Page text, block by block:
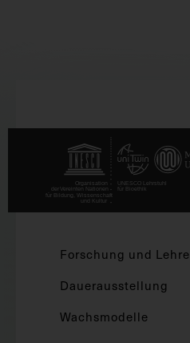
Forschung und Lehre
Dauerausstellung
Wachsmodelle